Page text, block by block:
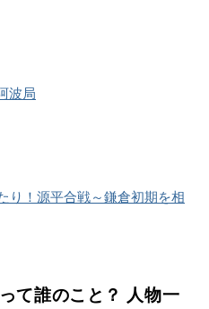
波局
り！源平合戦～鎌倉初期を相
て誰のこと？ 人物一